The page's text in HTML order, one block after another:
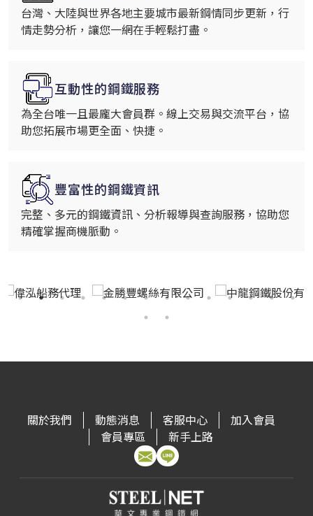
台灣、大陸與世界各地主要城市最新鋼情同步更新，行
情走勢分析，讓您一網在手輕鬆打盡。
互動性的鋼鐵服務
為全台唯一且最龐大會員群。線上交易與交流平台，協
助您拓展市場更全面、快捷。
豐富性的鋼鐵資訊
完整、多元的鋼鐵資訊、分析報導與查詢服務，協助您
精確掌握商機脈動。
關於我們 動態消息 客服中心
加入會員
會員專區
新手上路